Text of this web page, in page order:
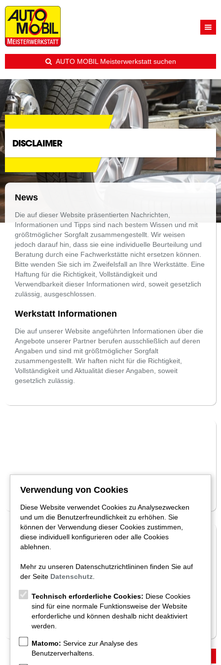
AUTO MOBIL Meisterwerkstatt suchen
DISCLAIMER
News
Die auf dieser Website präsentierten Nachrichten,
Informationen und Tipps sind nach bestem Wissen und mit
größtmöglicher Sorgfalt zusammengestellt. Wir weisen
jedoch darauf hin, dass sie eine individuelle Beurteilung und
Beratung durch eine Fachwerkstätte nicht ersetzen können.
Bitte wenden Sie sich im Zweifelsfall an Ihre Werkstätte. Eine
Haftung für die Richtigkeit, Vollständigkeit und
Verwendbarkeit dieser Informationen wird, soweit gesetzlich
zulässig, ausgeschlossen.
Werkstatt Informationen
Die auf unserer Website angeführten Informationen über die
Angebote unserer Partner berufen ausschließlich auf deren
Angaben und sind mit größtmöglicher Sorgfalt
zusammengestellt. Wir haften nicht für die Richtigkeit,
Vollständigkeit und Aktualität dieser Angaben, soweit
gesetzlich zulässig.
AUTO MOBIL MEISTERWERKSTATT SUCHEN
Suche verfeinern
Verwendung von Cookies
Diese Website verwendet Cookies zu Analysezwecken
und um die Benutzerfreundlichkeit zu erhöhen. Sie
können der Verwendung dieser Cookies zustimmen,
diese individuell konfigurieren oder alle Cookies
ablehnen.
Mehr zu unseren Datenschutzrichtlininen finden Sie auf
der Seite Datenschutz
Technisch erforderliche Cookies: Diese Cookies
sind für eine normale Funktionsweise der Website
erforderliche und können deshalb nicht deaktiviert
werden.
Matomo: Service zur Analyse des
Benutzerverhaltens.